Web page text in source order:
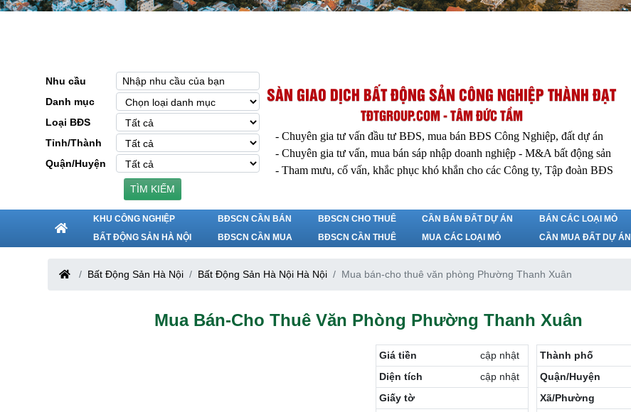
Nhu cầu
Danh mục
Loại BĐS
Tỉnh/Thành
Quận/Huyện
TÌM KIẾM
SÀN GIAO DỊCH BẤT ĐỘNG SẢN CÔNG NGHIỆP THÀNH ĐẠT
TĐTGROUP.COM - TÂM ĐỨC TẦM
- Chuyên gia tư vấn đầu tư BĐS, mua bán BĐS Công Nghiệp, đất dự án
- Chuyên gia tư vấn, mua bán sáp nhập doanh nghiệp - M&A bất động sản
- Tham mưu, cố vấn, khắc phục khó khắn cho các Công ty, Tập đoàn BĐS
KHU CÔNG NGHIỆP
BẤT ĐỘNG SẢN HÀ NỘI
BĐSCN CẦN BÁN
BĐSCN CẦN MUA
BĐSCN CHO THUÊ
BĐSCN CẦN THUÊ
CẦN BÁN ĐẤT DỰ ÁN
MUA CÁC LOẠI MỎ
BÁN CÁC LOẠI MỎ
CẦN MUA ĐẤT DỰ ÁN
Bất Động Sản Hà Nội Bất Động Sản Hà Nội Hà Nội Mua bán-cho thuê văn phòng Phường Thanh Xuân
Mua Bán-Cho Thuê Văn Phòng Phường Thanh Xuân
Giá tiền
cập nhật
Diện tích
cập nhật
Giấy tờ
Thành phố
Quận/Huyện
Xã/Phường